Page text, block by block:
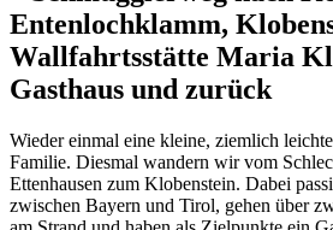
Entenlochklamm,
Wallfahrtsstätte Maria
Gasthaus und zurück
Wieder einmal eine kleine, ziemlich
Familie. Diesmal wandern wir vom
Ettenhausen zum Klobenstein. Dabei
zwischen Bayern und Tirol, gehen über